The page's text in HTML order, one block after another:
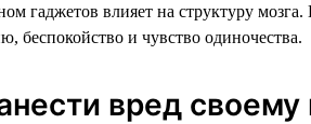
гаджетов влияет на структуру
беспокойство и чувство одиночества.
вред